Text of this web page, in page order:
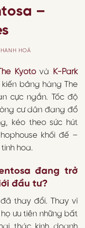
–
HOÁ
The Kyotovà
K-Park
bảng hàng The
cực ngắn. Tốc độ
cư dân đang đổ
kéo theo sức hút
khối đế –
hoa.
đang trở
đầu tư?
thay đổi. Thay vì
ưu tiên những bất